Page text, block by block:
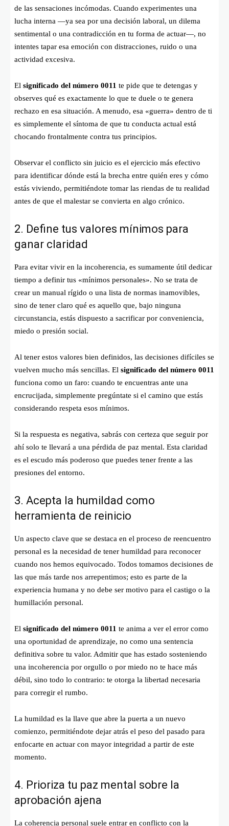
de las sensaciones incómodas. Cuando experimentes una
lucha interna —ya sea por una decisión laboral, un dilema
sentimental o una contradicción en tu forma de actuar—, no
intentes tapar esa emoción con distracciones, ruido o una
actividad excesiva.
El significado del número 0011 te pide que te detengas y
observes qué es exactamente lo que te duele o te genera
rechazo en esa situación. A menudo, esa «guerra» dentro de ti
es simplemente el síntoma de que tu conducta actual está
chocando frontalmente contra tus principios.
Observar el conflicto sin juicio es el ejercicio más efectivo
para identificar dónde está la brecha entre quién eres y cómo
estás viviendo, permitiéndote tomar las riendas de tu realidad
antes de que el malestar se convierta en algo crónico.
2. Define tus valores mínimos para
ganar claridad
Para evitar vivir en la incoherencia, es sumamente útil dedicar
tiempo a definir tus «mínimos personales». No se trata de
crear un manual rígido o una lista de normas inamovibles,
sino de tener claro qué es aquello que, bajo ninguna
circunstancia, estás dispuesto a sacrificar por conveniencia,
miedo o presión social.
Al tener estos valores bien definidos, las decisiones difíciles se
vuelven mucho más sencillas. El significado del número 0011
funciona como un faro: cuando te encuentras ante una
encrucijada, simplemente pregúntate si el camino que estás
considerando respeta esos mínimos.
Si la respuesta es negativa, sabrás con certeza que seguir por
ahí solo te llevará a una pérdida de paz mental. Esta claridad
es el escudo más poderoso que puedes tener frente a las
presiones del entorno.
3. Acepta la humildad como
herramienta de reinicio
Un aspecto clave que se destaca en el proceso de reencuentro
personal es la necesidad de tener humildad para reconocer
cuando nos hemos equivocado. Todos tomamos decisiones de
las que más tarde nos arrepentimos; esto es parte de la
experiencia humana y no debe ser motivo para el castigo o la
humillación personal.
El significado del número 0011 te anima a ver el error como
una oportunidad de aprendizaje, no como una sentencia
definitiva sobre tu valor. Admitir que has estado sosteniendo
una incoherencia por orgullo o por miedo no te hace más
débil, sino todo lo contrario: te otorga la libertad necesaria
para corregir el rumbo.
La humildad es la llave que abre la puerta a un nuevo
comienzo, permitiéndote dejar atrás el peso del pasado para
enfocarte en actuar con mayor integridad a partir de este
momento.
4. Prioriza tu paz mental sobre la
aprobación ajena
La coherencia personal suele entrar en conflicto con la